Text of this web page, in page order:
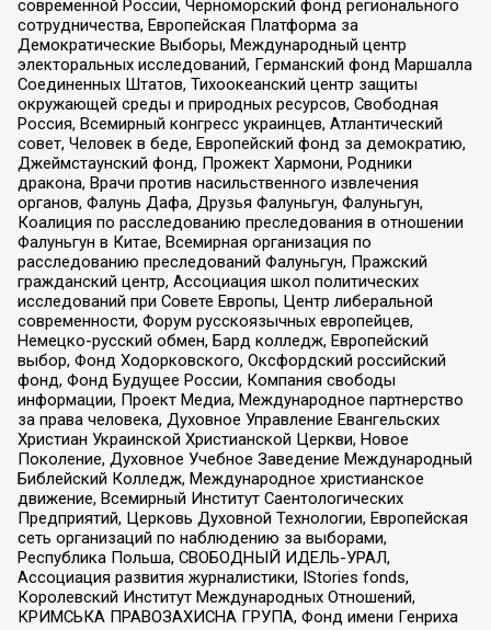
современной России, Черноморский фонд регионального
сотрудничества, Европейская Платформа за
Демократические Выборы, Международный центр
электоральных исследований, Германский фонд Маршалла
Соединенных Штатов, Тихоокеанский центр защиты
окружающей среды и природных ресурсов, Свободная
Россия, Всемирный конгресс украинцев, Атлантический
совет, Человек в беде, Европейский фонд за демократию,
Джеймстаунский фонд, Прожект Хармони, Родники
дракона, Врачи против насильственного извлечения
органов, Фалунь Дафа, Друзья Фалуньгун, Фалуньгун,
Коалиция по расследованию преследования в отношении
Фалуньгун в Китае, Всемирная организация по
расследованию преследований Фалуньгун, Пражский
гражданский центр, Ассоциация школ политических
исследований при Совете Европы, Центр либеральной
современности, Форум русскоязычных европейцев,
Немецко-русский обмен, Бард колледж, Европейский
выбор, Фонд Ходорковского, Оксфордский российский
фонд, Фонд Будущее России, Компания свободы
информации, Проект Медиа, Международное партнерство
за права человека, Духовное Управление Евангельских
Христиан Украинской Христианской Церкви, Новое
Поколение, Духовное Учебное Заведение Международный
Библейский Колледж, Международное христианское
движение, Всемирный Институт Саентологических
Предприятий, Церковь Духовной Технологии, Европейская
сеть организаций по наблюдению за выборами,
Республика Польша, СВОБОДНЫЙ ИДЕЛЬ-УРАЛ,
Ассоциация развития журналистики, IStories fonds,
Королевский Институт Международных Отношений,
КРИМСЬКА ПРАВОЗАХИСНА ГРУПА, Фонд имени Генриха